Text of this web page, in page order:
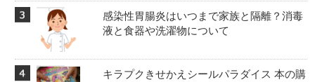
感染性胃腸炎はいつまで家族と隔離？消毒
液と食器や洗濯物について
キラプクきせかえシールパラダイス 本の購